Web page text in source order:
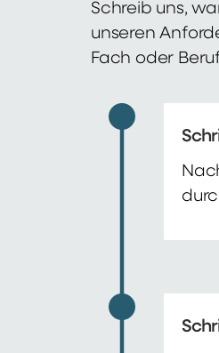
Schreib uns,
unseren
Fach oder